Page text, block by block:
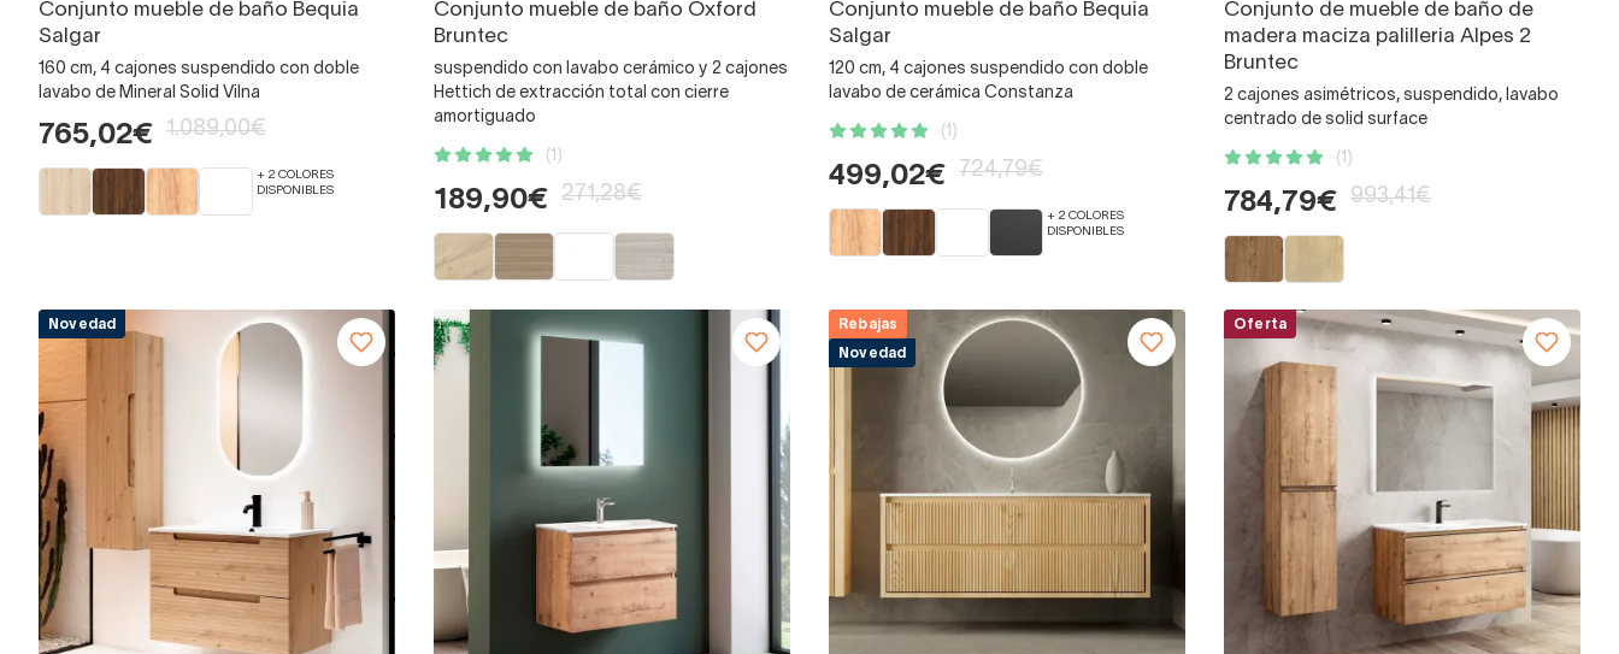
Conjunto mueble de baño Bequia
Salgar
160 cm, 4 cajones suspendido con doble
lavabo de Mineral Solid Vilna
765,02€ 1.089,00€
+ 2 COLORES
DISPONIBLES
Conjunto mueble de baño Oxford
Bruntec
suspendido con lavabo cerámico y 2 cajones
Hettich de extracción total con cierre
amortiguado
(1)
189,90€ 271,28€
Conjunto mueble de baño Bequia
Salgar
120 cm, 4 cajones suspendido con doble
lavabo de cerámica Constanza
(1)
499,02€ 724,79€
+ 2 COLORES
DISPONIBLES
Conjunto de mueble de baño de
madera maciza palilleria Alpes 2
Bruntec
2 cajones asimétricos, suspendido, lavabo
centrado de solid surface
(1)
784,79€ 993,41€
Novedad Rebajas
Novedad
Oferta